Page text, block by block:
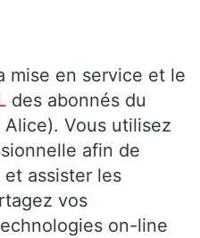
mise en service et le
des abonnés du
Vous utilisez
afin de
assister les
vos
on-line